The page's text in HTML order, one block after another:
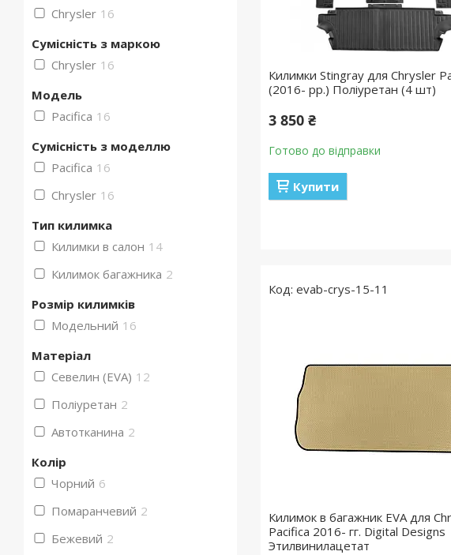
Килимки Stingray для Chrysler
(2016- рр.) Поліуретан (4 шт)
3 850 ₴
Готово до відправки
Купити
evab-crys-15-11
Килимок в багажник EVA для
Pacifica 2016- гг. Digital Designs
Этилвинилацетат
Chrysler 16
Сумісність з маркою
Chrysler 16
Модель
Pacifica 16
Сумісність з моделлю
Pacifica 16
Chrysler 16
Тип килимка
Килимки в салон 14
Килимок багажника 2
Розмір килимків
Модельний 16
Матеріал
Севелин (EVA) 12
Поліуретан 2
Автотканина 2
Колір
Чорний 6
Помаранчевий 2
Бежевий 2